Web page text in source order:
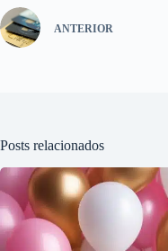
ANTERIOR
Posts relacionados